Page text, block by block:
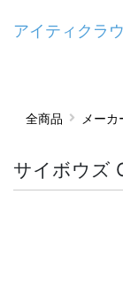
アイティクラ
全商品 メー
サイボウズ